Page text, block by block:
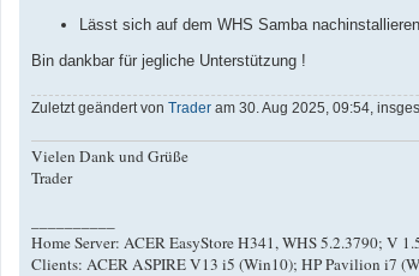
Lässt sich auf dem WHS Samba
Bin dankbar für jegliche Unterstützung !
Zuletzt geändert von Trader am 30. Aug 2025, 09:54,
Vielen Dank und Grüße
Trader
Home Server: ACER EasyStore H341, WHS 5.2.3790; V
Clients: ACER ASPIRE V13 i5 (Win10); HP Pavilion i7